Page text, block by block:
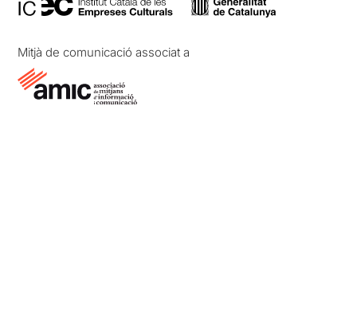
Mitjà de comunicació associat a